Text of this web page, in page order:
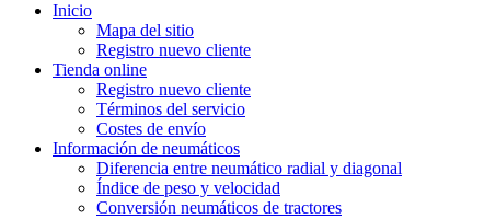
Inicio
Mapa del sitio
Registro nuevo cliente
Tienda online
Registro nuevo cliente
Términos del servicio
Costes de envío
Información de neumáticos
Diferencia entre neumático radial y diagonal
Índice de peso y velocidad
Conversión neumáticos de tractores